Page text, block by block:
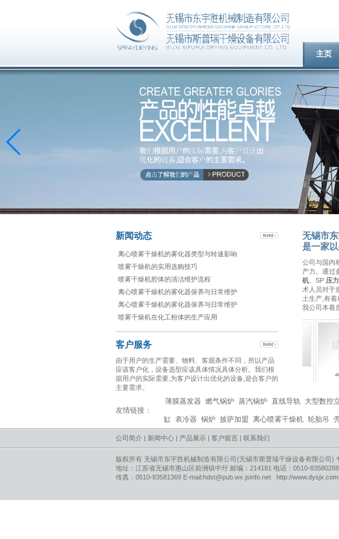
主页
新闻动态
离心喷雾干燥机的雾化器类型与转速影响
喷雾干燥机的实用选购技巧
喷雾干燥机腔体的清洁维护流程
离心喷雾干燥机的雾化器保养与日常维护
离心喷雾干燥机的雾化器保养与日常维护
喷雾干燥机在化工粉体的生产应用
客户服务
由于用户的生产需要、物料、客观条件不同，所以产品
应该客户化，设备选型应该具体情况具体分析。我们根
据用户的实际需要,为客户设计出优化的设备,迎合客户的
主要需求。
无锡市
是一家
公司与国内
产力。通过
机 、SP 压
术人员对于
土生产,有着
我公司本着
高速离心雾化器 压力式雾化器 气
友情链接：
薄膜蒸发器 燃气锅炉 蒸汽锅炉 直线导轨 大型数控
缸 表冷器 锅炉 披萨加盟 离心喷雾干燥机 轮胎吊
公司简介 | 新闻中心 | 产品展示 | 客户留言 | 联系我们
版权所有 无锡市东宇胜机械制造有限公司(无锡市斯普瑞干燥设备有限公司)
地址：江苏省无锡市惠山区前洲镇中圩 邮编：214181 电话：0510-83580288
传真：0510-83581369 E-mail:hdst@pub.wx.jsinfo.net http://www.dysjx.com